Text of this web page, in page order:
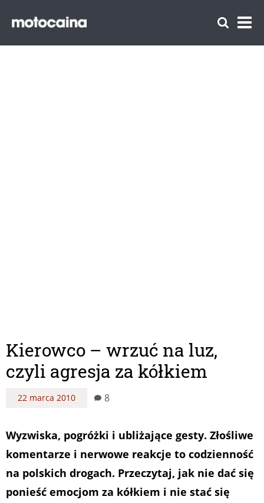
Kierowco – wrzuć na luz,
czyli agresja za kółkiem
22 marca 2010 8
Wyzwiska, pogróżki i ubliżające gesty. Złośliwe
komentarze i nerwowe reakcje to codzienność
na polskich drogach. Przeczytaj, jak nie dać się
ponieść emocjom za kółkiem i nie stać się